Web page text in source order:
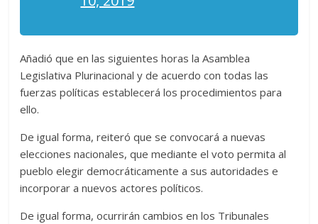
Añadió que en las siguientes horas la Asamblea
Legislativa Plurinacional y de acuerdo con todas las
fuerzas políticas establecerá los procedimientos para
ello.
De igual forma, reiteró que se convocará a nuevas
elecciones nacionales, que mediante el voto permita al
pueblo elegir democráticamente a sus autoridades e
incorporar a nuevos actores políticos.
De igual forma, ocurrirán cambios en los Tribunales